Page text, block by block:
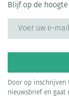
Blijf op de
Door op
nieuwsbrief en gaat